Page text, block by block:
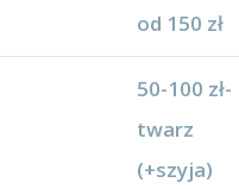
od 150 zł
50-100 zł-
twarz
(+szyja)